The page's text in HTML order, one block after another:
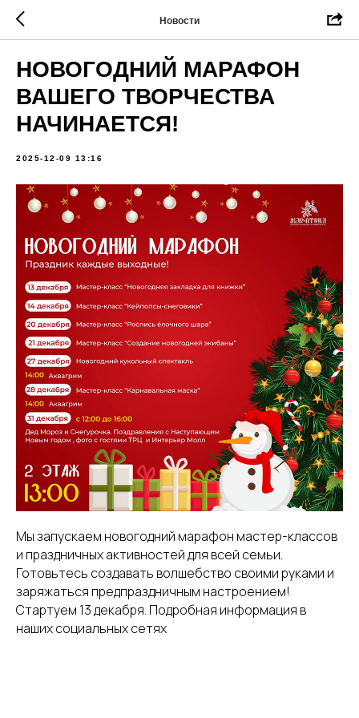
Новости
НОВОГОДНИЙ МАРАФОН
ВАШЕГО ТВОРЧЕСТВА
НАЧИНАЕТСЯ!
2025-12-09 13:16
Мы запускаем новогодний марафон мастер-классов
и праздничных активностей для всей семьи.
Готовьтесь создавать волшебство своими руками и
заряжаться предпраздничным настроением!
Стартуем 13 декабря. Подробная информация в
наших социальных сетях